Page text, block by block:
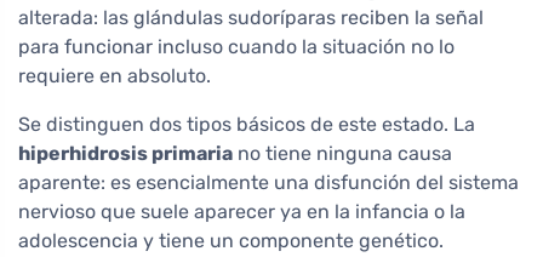
alterada: las glándulas sudoríparas reciben la señal
para funcionar incluso cuando la situación no lo
requiere en absoluto.
Se distinguen dos tipos básicos de este estado. La
hiperhidrosis primaria no tiene ninguna causa
aparente: es esencialmente una disfunción del sistema
nervioso que suele aparecer ya en la infancia o la
adolescencia y tiene un componente genético.